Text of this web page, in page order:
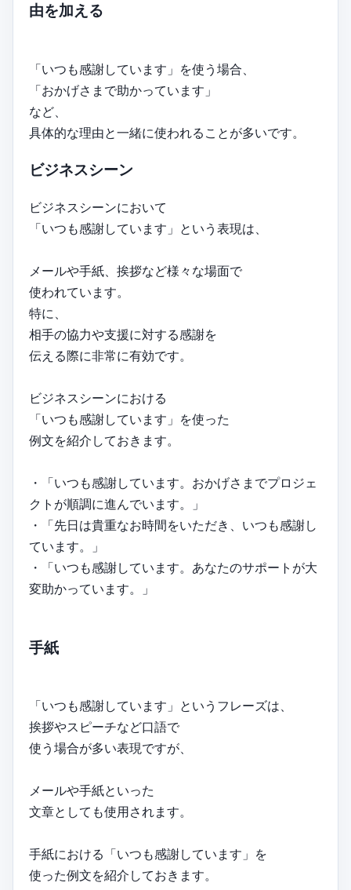
由を加える
「いつも感謝しています」を使う場合、
「おかげさまで助かっています」
など、
具体的な理由と一緒に使われることが多いです。
ビジネスシーン
ビジネスシーンにおいて
「いつも感謝しています」という表現は、
メールや手紙、挨拶など様々な場面で
使われています。
特に、
相手の協力や支援に対する感謝を
伝える際に非常に有効です。
ビジネスシーンにおける
「いつも感謝しています」を使った
例文を紹介しておきます。
・「いつも感謝しています。おかげさまでプロジェ
クトが順調に進んでいます。」
・「先日は貴重なお時間をいただき、いつも感謝し
ています。」
・「いつも感謝しています。あなたのサポートが大
変助かっています。」
手紙
「いつも感謝しています」というフレーズは、
挨拶やスピーチなど口語で
使う場合が多い表現ですが、
メールや手紙といった
文章としても使用されます。
手紙における「いつも感謝しています」を
使った例文を紹介しておきます。